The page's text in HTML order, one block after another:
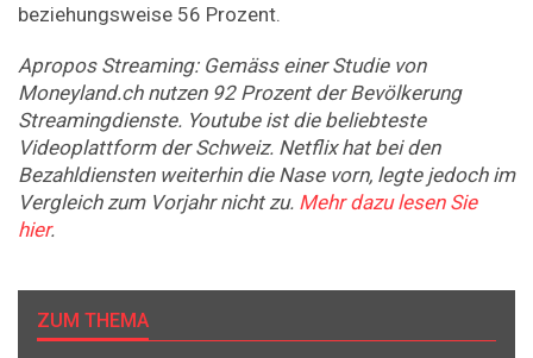
beziehungsweise 56 Prozent.
Apropos Streaming: Gemäss einer Studie von
Moneyland.ch nutzen 92 Prozent der Bevölkerung
Streamingdienste. Youtube ist die beliebteste
Videoplattform der Schweiz. Netflix hat bei den
Bezahldiensten weiterhin die Nase vorn, legte jedoch im
Vergleich zum Vorjahr nicht zu. Mehr dazu lesen Sie
hier.
ZUM THEMA